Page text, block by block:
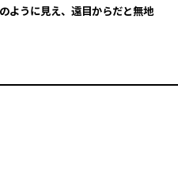
ように見え、遠目からだと無地